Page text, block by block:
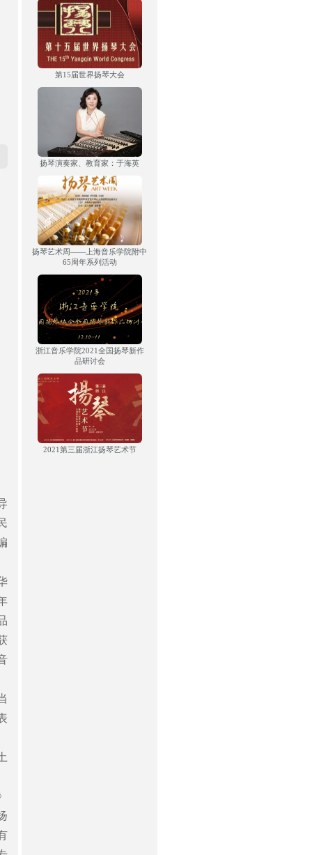
第15届世界扬琴大会
扬琴演奏家、教育家：于海英
扬琴艺术周——上海音乐学院附中
65周年系列活动
浙江音乐学院2021全国扬琴新作
品研讨会
2021第三届浙江扬琴艺术节